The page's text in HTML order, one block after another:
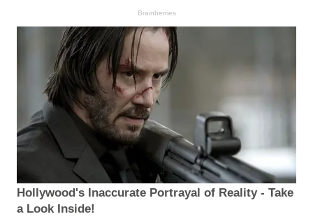
Brainberries
Hollywood's Inaccurate Portrayal of Reality - Take
a Look Inside!